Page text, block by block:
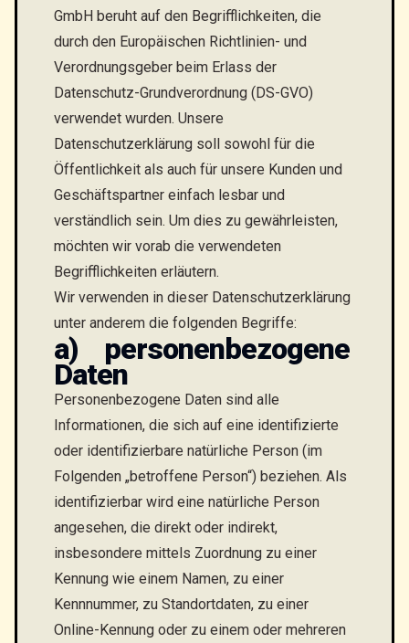
GmbH beruht auf den Begrifflichkeiten, die
durch den Europäischen Richtlinien- und
Verordnungsgeber beim Erlass der
Datenschutz-Grundverordnung (DS-GVO)
verwendet wurden. Unsere
Datenschutzerklärung soll sowohl für die
Öffentlichkeit als auch für unsere Kunden und
Geschäftspartner einfach lesbar und
verständlich sein. Um dies zu gewährleisten,
möchten wir vorab die verwendeten
Begrifflichkeiten erläutern.
Wir verwenden in dieser Datenschutzerklärung
unter anderem die folgenden Begriffe:
a) personenbezogene
Daten
Personenbezogene Daten sind alle
Informationen, die sich auf eine identifizierte
oder identifizierbare natürliche Person (im
Folgenden „betroffene Person“) beziehen. Als
identifizierbar wird eine natürliche Person
angesehen, die direkt oder indirekt,
insbesondere mittels Zuordnung zu einer
Kennung wie einem Namen, zu einer
Kennnummer, zu Standortdaten, zu einer
Online-Kennung oder zu einem oder mehreren